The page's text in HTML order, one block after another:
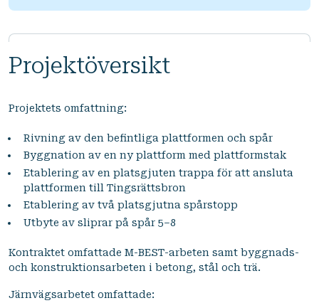
Projektöversikt
Projektets omfattning:
Rivning av den befintliga plattformen och spår
Byggnation av en ny plattform med plattformstak
Etablering av en platsgjuten trappa för att ansluta
plattformen till Tingsrättsbron
Etablering av två platsgjutna spårstopp
Utbyte av sliprar på spår 5–8
Kontraktet omfattade M-BEST-arbeten samt byggnads-
och konstruktionsarbeten i betong, stål och trä.
Järnvägsarbetet omfattade: